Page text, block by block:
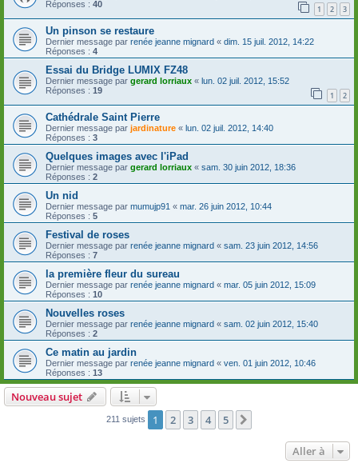
Réponses : 40 1 2 3
Un pinson se restaure
Dernier message par renée jeanne mignard « dim. 15 juil. 2012, 14:22
Réponses : 4
Essai du Bridge LUMIX FZ48
Dernier message par gerard lorriaux « lun. 02 juil. 2012, 15:52
Réponses : 19 1 2
Cathédrale Saint Pierre
Dernier message par jardinature « lun. 02 juil. 2012, 14:40
Réponses : 3
Quelques images avec l'iPad
Dernier message par gerard lorriaux « sam. 30 juin 2012, 18:36
Réponses : 2
Un nid
Dernier message par mumujp91 « mar. 26 juin 2012, 10:44
Réponses : 5
Festival de roses
Dernier message par renée jeanne mignard « sam. 23 juin 2012, 14:56
Réponses : 7
la première fleur du sureau
Dernier message par renée jeanne mignard « mar. 05 juin 2012, 15:09
Réponses : 10
Nouvelles roses
Dernier message par renée jeanne mignard « sam. 02 juin 2012, 15:40
Réponses : 2
Ce matin au jardin
Dernier message par renée jeanne mignard « ven. 01 juin 2012, 10:46
Réponses : 13
Nouveau sujet
211 sujets 1 2 3 4 5
Aller à